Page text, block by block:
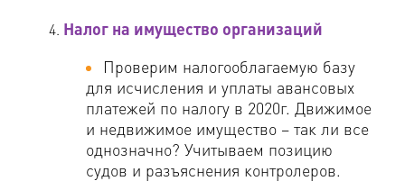
Налог на имущество организаций
Проверим налогооблагаемую базу
для исчисления и уплаты авансовых
платежей по налогу в 2020г. Движимое
и недвижимое имущество – так ли все
однозначно? Учитываем позицию
судов и разъяснения контролеров.